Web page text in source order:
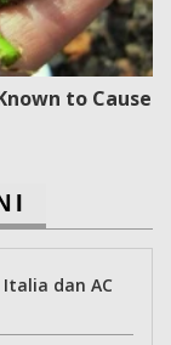
to Cause
dan AC